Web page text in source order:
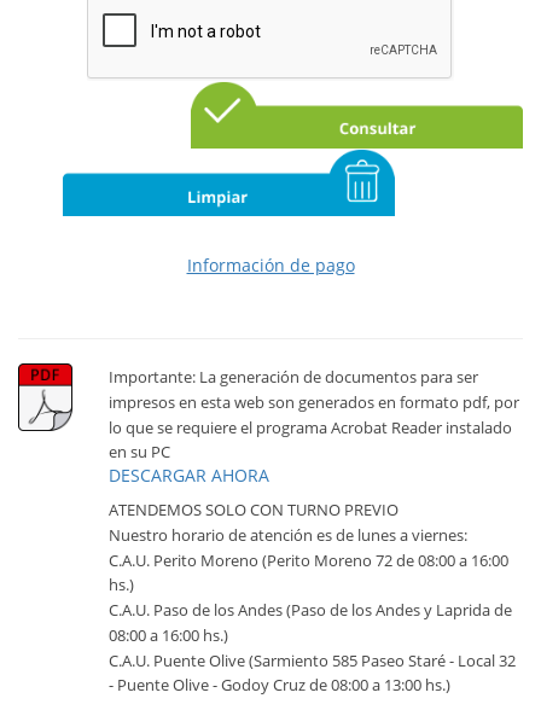
Información de pago
Importante: La generación de documentos para ser
impresos en esta web son generados en formato pdf, por
lo que se requiere el programa Acrobat Reader instalado
en su PC
DESCARGAR AHORA
ATENDEMOS SOLO CON TURNO PREVIO
Nuestro horario de atención es de lunes a viernes:
C.A.U. Perito Moreno (Perito Moreno 72 de 08:00 a 16:00
hs.)
C.A.U. Paso de los Andes (Paso de los Andes y Laprida de
08:00 a 16:00 hs.)
C.A.U. Puente Olive (Sarmiento 585 Paseo Staré - Local 32
- Puente Olive - Godoy Cruz de 08:00 a 13:00 hs.)